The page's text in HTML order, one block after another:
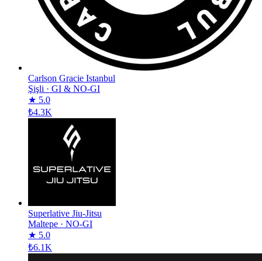
Carlson Gracie Istanbul
Şişli · GI & NO-GI
★ 5.0
₺4.3K
Superlative Jiu-Jitsu
Maltepe · NO-GI
★ 5.0
₺6.1K